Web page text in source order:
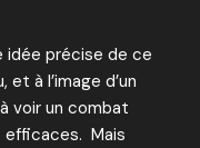
idée précise de ce
à l’image d’un
voir un combat
Mais